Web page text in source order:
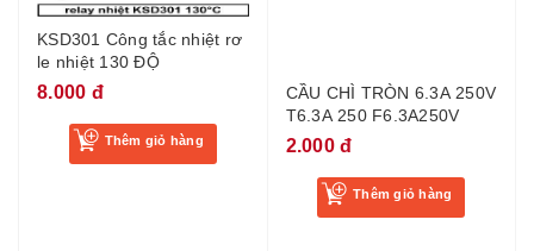
KSD301 Công tắc nhiệt rơ
le nhiệt 130 ĐỘ
8.000 đ
Thêm giỏ hàng
CẦU CHÌ TRÒN 6.3A 250V
T6.3A 250 F6.3A250V
2.000 đ
Thêm giỏ hàng